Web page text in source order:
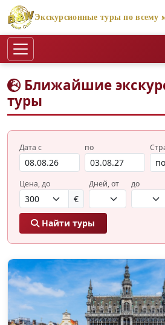
Экскурсионные туры по всему
Ближайшие
туры
Дата с по
Цена, до
€
Дней, от
до
Найти туры